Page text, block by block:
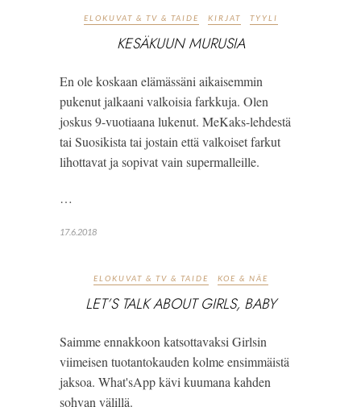
ELOKUVAT & TV & TAIDE KIRJAT TYYLI
KESÄKUUN MURUSIA
En ole koskaan elämässäni aikaisemmin
pukenut jalkaani valkoisia farkkuja. Olen
joskus 9-vuotiaana lukenut. MeKaks-lehdestä
tai Suosikista tai jostain että valkoiset farkut
lihottavat ja sopivat vain supermalleille.
…
17.6.2018
ELOKUVAT & TV & TAIDE KOE & NÄE
LET’S TALK ABOUT GIRLS, BABY
Saimme ennakkoon katsottavaksi Girlsin
viimeisen tuotantokauden kolme ensimmäistä
jaksoa. What'sApp kävi kuumana kahden
sohvan välillä.